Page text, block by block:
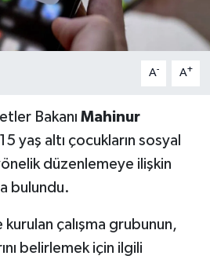
A- A+
Bakanı Mahinur
yaş altı çocukların sosyal
düzenlemeye ilişkin
bulundu.
kurulan çalışma grubunun,
belirlemek için ilgili